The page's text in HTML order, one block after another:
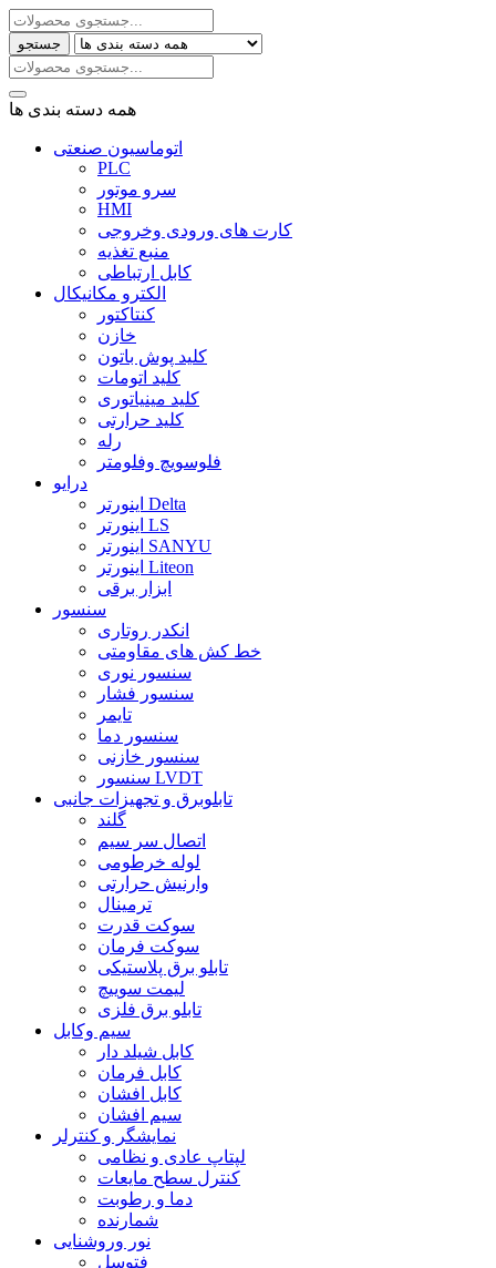
جستجو
همه دسته بندی ها
اتوماسیون صنعتی
PLC
سرو موتور
HMI
کارت های ورودی وخروجی
منبع تغذیه
کابل ارتباطی
الکترو مکانیکال
کنتاکتور
خازن
کلید پوش باتون
کلید اتومات
کلید مینیاتوری
کلید حرارتی
رله
فلوسویچ وفلومتر
درایو
اینورتر Delta
اینورتر LS
اینورتر SANYU
اینورتر Liteon
ابزار برقی
سنسور
انکدر روتاری
خط کش های مقاومتی
سنسور نوری
سنسور فشار
تایمر
سنسور دما
سنسور خازنی
سنسور LVDT
تابلوبرق و تجهیزات جانبی
گلند
اتصال سر سیم
لوله خرطومی
وارنیش حرارتی
ترمینال
سوکت قدرت
سوکت فرمان
تابلو برق پلاستیکی
لیمت سوییچ
تابلو برق فلزی
سیم وکابل
کابل شیلد دار
کابل فرمان
کابل افشان
سیم افشان
نمایشگر و کنترلر
لپتاپ عادی و نظامی
کنترل سطح مایعات
دما و رطوبت
شمارنده
نور وروشنایی
فتوسل